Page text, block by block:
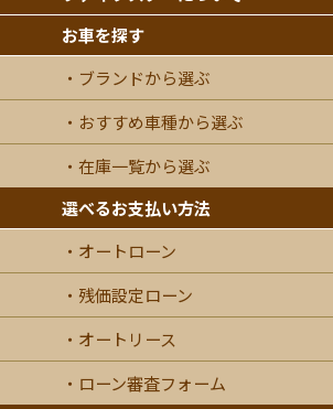
お車を探す
ブランドから選ぶ
おすすめ車種から選ぶ
在庫一覧から選ぶ
選べるお支払い方法
オートローン
残価設定ローン
オートリース
ローン審査フォーム